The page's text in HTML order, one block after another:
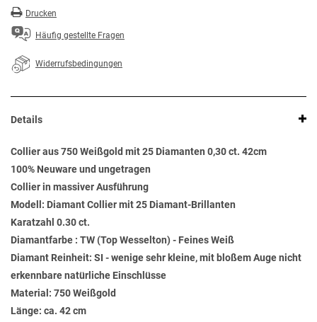
Drucken
Häufig gestellte Fragen
Widerrufsbedingungen
Details
Collier aus 750 Weißgold mit 25 Diamanten 0,30 ct. 42cm
100% Neuware und ungetragen
Collier in massiver Ausführung
Modell: Diamant Collier mit 25 Diamant-Brillanten
Karatzahl 0.30 ct.
Diamantfarbe : TW (Top Wesselton) - Feines Weiß
Diamant Reinheit: SI - wenige sehr kleine, mit bloßem Auge nicht
erkennbare natürliche Einschlüsse
Material: 750 Weißgold
Länge: ca. 42 cm